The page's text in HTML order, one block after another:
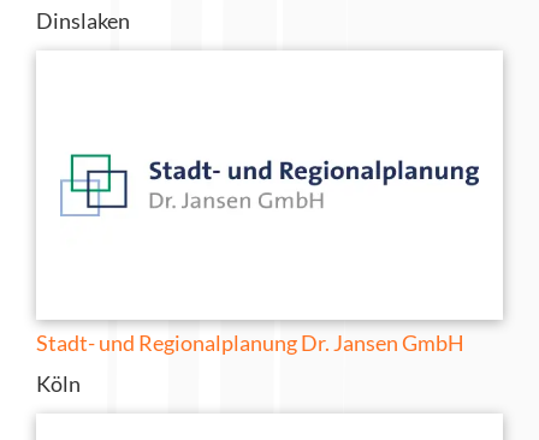
Dinslaken
Stadt- und Regionalplanung Dr. Jansen GmbH
Köln